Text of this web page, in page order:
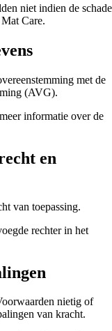
niet indien de schade
Care.
met de
(AVG).
informatie over de
en
van toepassing.
rechter in het
nietig of
van kracht.